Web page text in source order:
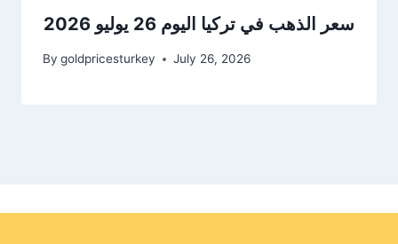
سعر الذهب في تركيا اليوم 26 يوليو 2026
By goldpricesturkey July 26, 2026